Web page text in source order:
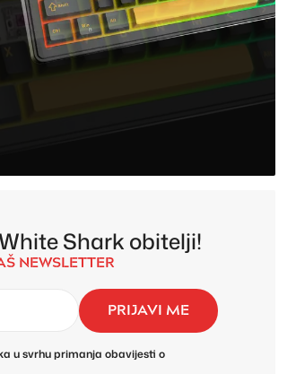
Shark obitelji!
NEWSLETTER
PRIJAVI ME
u svrhu primanja obavijesti o